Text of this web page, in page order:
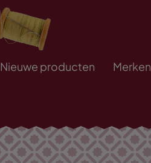
Nieuwe producten Merken